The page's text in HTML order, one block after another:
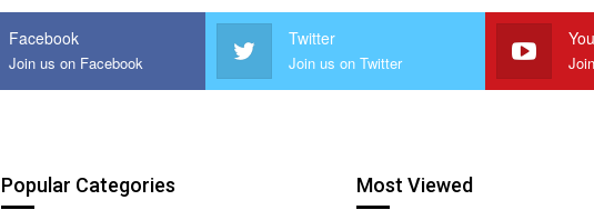
Facebook
Join us on Facebook
Twitter
Join us on Twitter
Popular Categories Most Viewed